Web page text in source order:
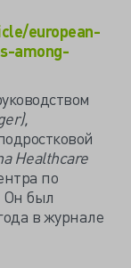
european-
among-
Healthcare
по
Он был
в журнале